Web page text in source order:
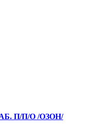
П/П/О /ОЗОН/